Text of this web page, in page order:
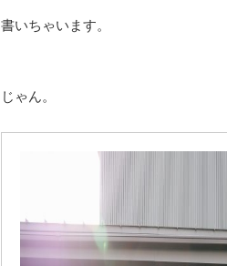
書いちゃいます。
じゃん。